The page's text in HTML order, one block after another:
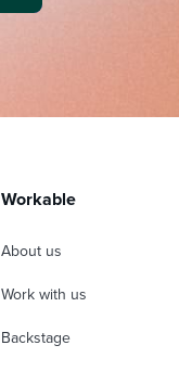
Workable
About us
Work with us
Backstage